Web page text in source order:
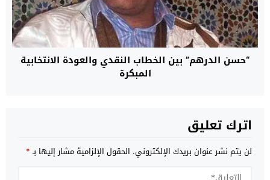
“حسن الدرهم” بين الخطاب النقدي والعودة الانتخابية
المبكرة
اترك تعليق
لن يتم نشر عنوان بريدك الإلكتروني. الحقول الإلزامية مشار إليها بـ*